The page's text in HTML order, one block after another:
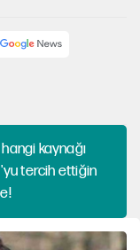
kaynağı
tercih ettiğin